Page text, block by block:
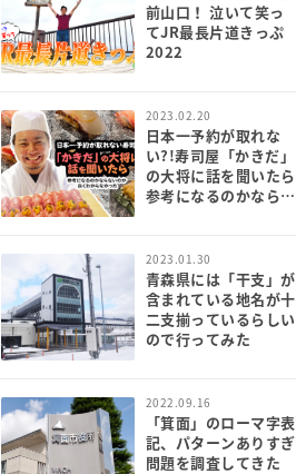
前山口！ 泣いて笑っ
てJR最長片道きっぷ
2022
2023.02.20
日本一予約が取れな
い?!寿司屋「かきだ」
の大将に話を聞いたら
参考になるのかならな
2023.01.30
青森県には「干支」が
含まれている地名が十
二支揃っているらしい
ので行ってみた
2022.09.16
「箕面」のローマ字表
記、パターンありすぎ
問題を調査してきた